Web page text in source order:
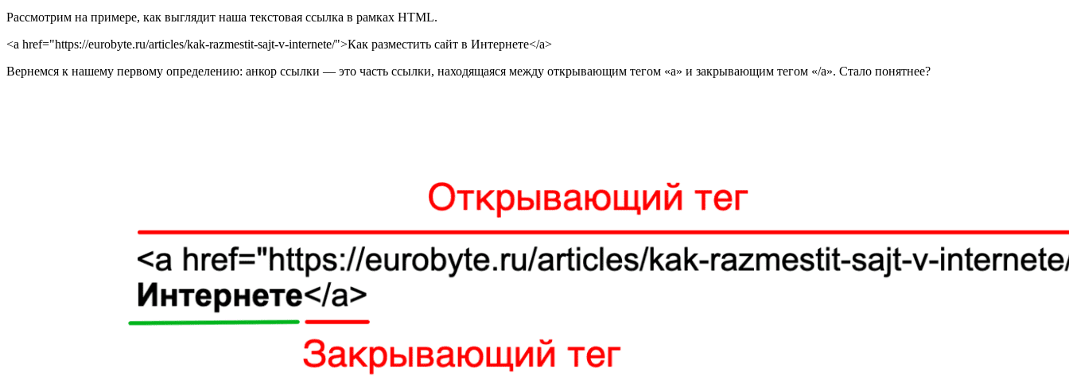
Рассмотрим на примере, как выглядит наша текстовая ссылка в рамках HTML.
<a href="https://eurobyte.ru/articles/kak-razmestit-sajt-v-internete/">Как разместить сайт в Интернете</a>
Вернемся к нашему первому определению: анкор ссылки — это часть ссылки, находящаяся между открывающим тегом «a»‎ и закрывающим тегом «/a». Стало понятнее?